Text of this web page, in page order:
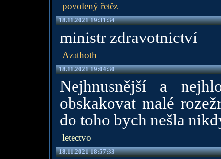
povolený řetěz
18.11.2021 19:31:34
ministr zdravotnictví
Azathoth
18.11.2021 19:04:30
Nejhnusnější a
obskakovat malé
do toho bych nešla
letectvo
18.11.2021 18:57:33